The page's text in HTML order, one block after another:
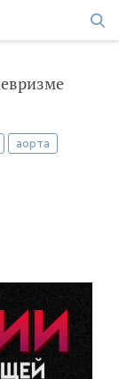
аорта